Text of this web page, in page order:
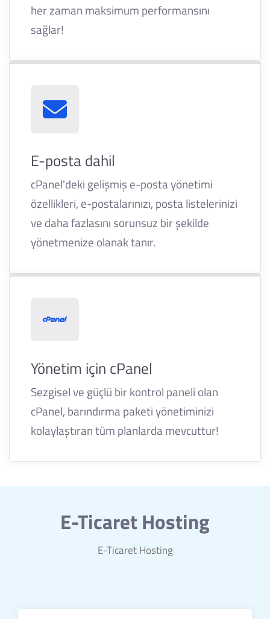
her zaman maksimum performansını
sağlar!
E-posta dahil
cPanel'deki gelişmiş e-posta yönetimi
özellikleri, e-postalarınızı, posta listelerinizi
ve daha fazlasını sorunsuz bir şekilde
yönetmenize olanak tanır.
Yönetim için cPanel
Sezgisel ve güçlü bir kontrol paneli olan
cPanel, barındırma paketi yönetiminizi
kolaylaştıran tüm planlarda mevcuttur!
E-Ticaret Hosting
E-Ticaret Hosting